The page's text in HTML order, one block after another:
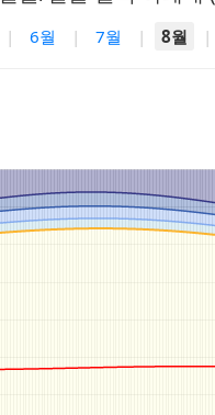
| 6월 | 7월 | 8월 |